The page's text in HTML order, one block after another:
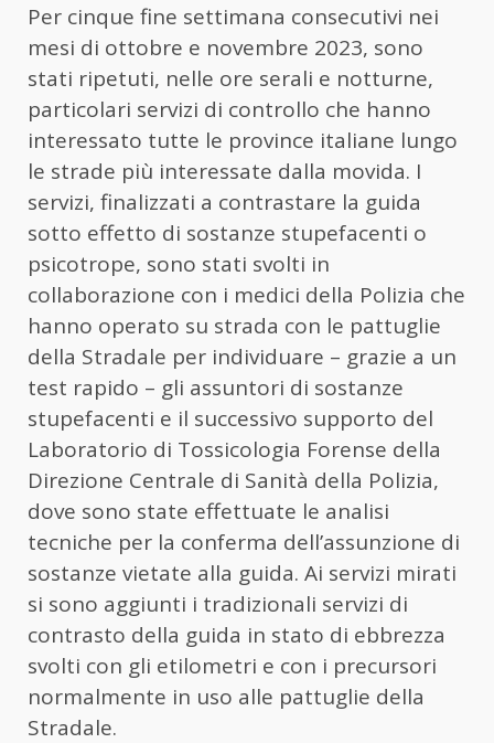
Per cinque fine settimana consecutivi nei
mesi di ottobre e novembre 2023, sono
stati ripetuti, nelle ore serali e notturne,
particolari servizi di controllo che hanno
interessato tutte le province italiane lungo
le strade più interessate dalla movida. I
servizi, finalizzati a contrastare la guida
sotto effetto di sostanze stupefacenti o
psicotrope, sono stati svolti in
collaborazione con i medici della Polizia che
hanno operato su strada con le pattuglie
della Stradale per individuare – grazie a un
test rapido – gli assuntori di sostanze
stupefacenti e il successivo supporto del
Laboratorio di Tossicologia Forense della
Direzione Centrale di Sanità della Polizia,
dove sono state effettuate le analisi
tecniche per la conferma dell’assunzione di
sostanze vietate alla guida. Ai servizi mirati
si sono aggiunti i tradizionali servizi di
contrasto della guida in stato di ebbrezza
svolti con gli etilometri e con i precursori
normalmente in uso alle pattuglie della
Stradale.